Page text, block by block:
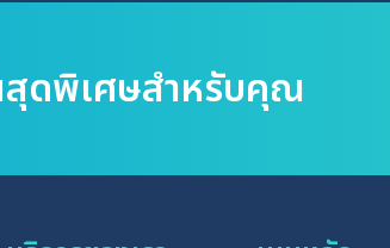
สุดพิเศษสำหรับคุณ